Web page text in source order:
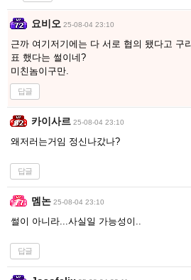
요비오 25-08-04 23:10
근까 여기저기에는 다 서로 협의 됐다고 구
표 했다는 썰이네?
미친놈이구만.
답글
카이사르 25-08-04 23:10
왜저러는거임 정신나갔나?
답글
멤논 25-08-04 23:10
썰이 아니라...사실일 가능성이..
답글